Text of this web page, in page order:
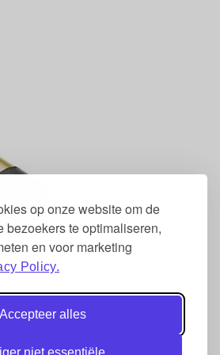
op onze website om de
bezoekers te optimaliseren,
en voor marketing
Policy.
Accepteer alles
niet essentiële